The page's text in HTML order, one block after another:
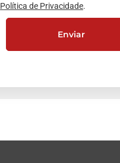
Política de Privacidade.